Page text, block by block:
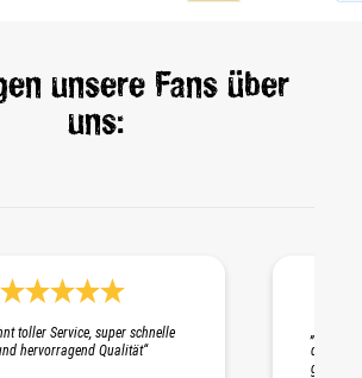
unsere Fans über
uns:
toller Service, super schnelle
hervorragend Qualität“
die
gepackt.